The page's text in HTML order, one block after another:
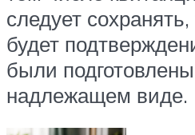
следует сохранять,
будет
были
надлежащем виде.